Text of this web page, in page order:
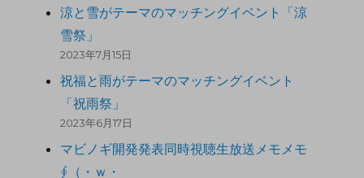
涼と雪がテーマのマッチングイベント「涼
雪祭」
2023年7月15日
祝福と雨がテーマのマッチングイベント
「祝雨祭」
2023年6月17日
マビノギ開発発表同時視聴生放送メモメモ
∮（・ｗ・